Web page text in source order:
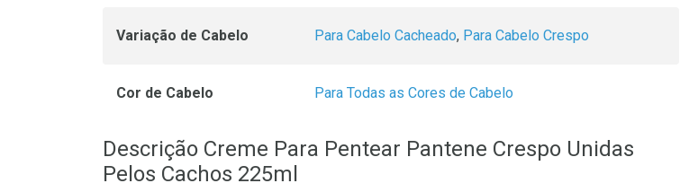
Variação de Cabelo Para Cabelo Cacheado, Para Cabelo Crespo
Cor de Cabelo Para Todas as Cores de Cabelo
Descrição Creme Para Pentear Pantene Crespo Unidas
Pelos Cachos 225ml